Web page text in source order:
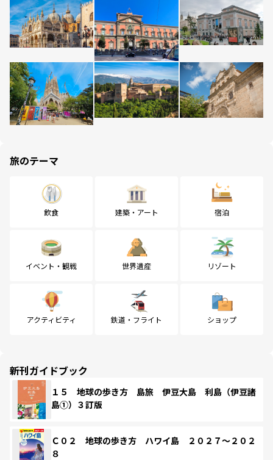
旅のテーマ
飲食 建築・アート 宿泊
イベント・観戦 世界遺産 リゾート
アクティビティ 鉄道・フライト ショップ
新刊ガイドブック
１５ 地球の歩き方 島旅 伊豆大島 利島（伊豆諸
島①）３訂版
Ｃ０２ 地球の歩き方 ハワイ島 ２０２７～２０２
８